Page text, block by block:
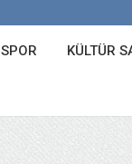
SPOR KÜLTÜR